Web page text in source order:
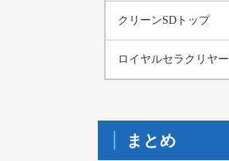
クリーンSDトップ
ロイヤルセラクリヤー
まとめ